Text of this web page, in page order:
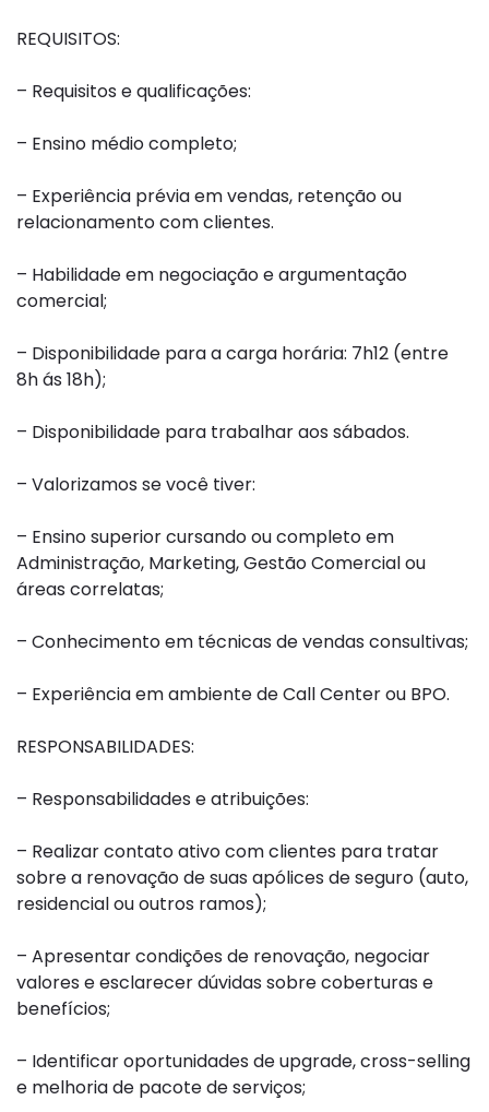
REQUISITOS:
– Requisitos e qualificações:
– Ensino médio completo;
– Experiência prévia em vendas, retenção ou
relacionamento com clientes.
– Habilidade em negociação e argumentação
comercial;
– Disponibilidade para a carga horária: 7h12 (entre
8h ás 18h);
– Disponibilidade para trabalhar aos sábados.
– Valorizamos se você tiver:
– Ensino superior cursando ou completo em
Administração, Marketing, Gestão Comercial ou
áreas correlatas;
– Conhecimento em técnicas de vendas consultivas;
– Experiência em ambiente deCallCenter ou BPO.
RESPONSABILIDADES:
– Responsabilidades e atribuições:
– Realizar contato ativo com clientes para tratar
sobre a renovação de suas apólices de seguro (auto,
residencial ou outros ramos);
– Apresentar condições de renovação, negociar
valores e esclarecer dúvidas sobre coberturas e
benefícios;
– Identificar oportunidades de upgrade,cross-selling
e melhoria de pacote de serviços;